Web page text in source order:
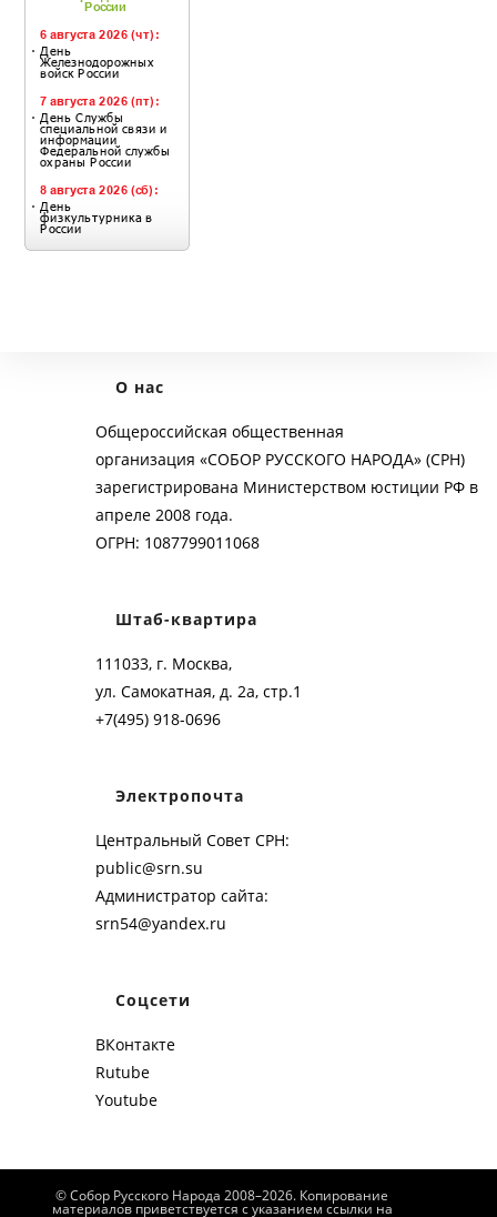
О нас
Общероссийская общественная
организация «СОБОР РУССКОГО НАРОДА» (СРН)
зарегистрирована Министерством юстиции РФ в
апреле 2008 года.
ОГРН: 1087799011068
Штаб-квартира
111033, г. Москва,
ул. Самокатная, д. 2а, стр.1
+7(495) 918-0696
Электропочта
Центральный Совет СРН:
public@srn.su
Администратор сайта:
srn54@yandex.ru
Соцсети
ВКонтакте
Rutube
Youtube
© Собор Русского Народа 2008–2026. Копирование
материалов приветствуется с указанием ссылки на